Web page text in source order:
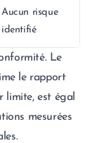
Aucun risque
identifié
Le
le rapport
limite, est égal
mesurées